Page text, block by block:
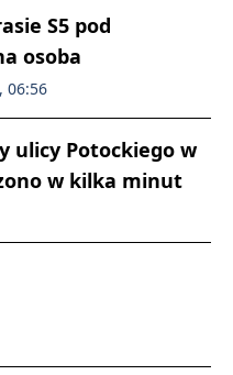
S5 pod
osoba
06:56
ulicy Potockiego w
w kilka minut